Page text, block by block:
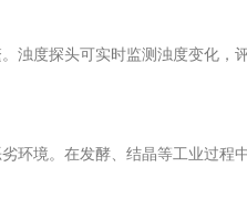
浊度探头可实时监测浊度变化，
环境。在发酵、结晶等工业过程